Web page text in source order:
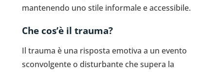
mantenendo uno stile informale e accessibile.
Che cos’è il trauma?
Il trauma è una risposta emotiva a un evento
sconvolgente o disturbante che supera la